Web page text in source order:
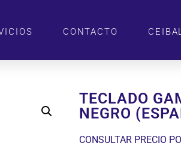
CONTACTO CEIBAL
TECLADO
NEGRO
CONSULTAR PRECIO